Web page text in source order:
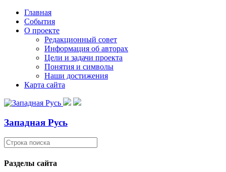
Главная
События
О проекте
Редакционный совет
Информация об авторах
Цели и задачи проекта
Понятия и символы
Наши достижения
Карта сайта
Западная Русь
Разделы сайта